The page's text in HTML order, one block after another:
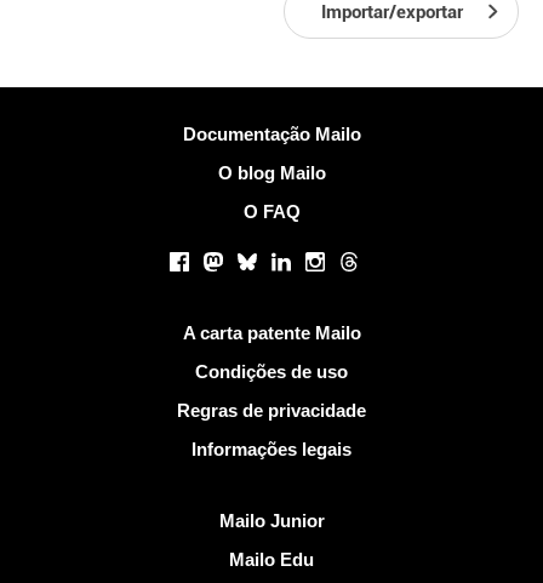
Importar/exportar
Documentação Mailo
O blog Mailo
O FAQ
Facebook
Mastodon
BlueskyLinkedInInstagram
Threads
A carta patente Mailo
Condições de uso
Regras de privacidade
Informações legais
Mailo Junior
Mailo Edu